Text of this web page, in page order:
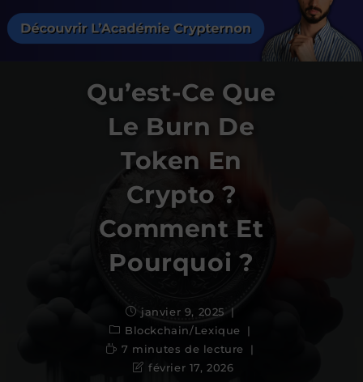
Qu’est-Ce Que
Le Burn De
Token En
Crypto ?
Comment Et
Pourquoi ?
janvier 9, 2025
Blockchain/Lexique
7 minutes de lecture
février 17, 2026